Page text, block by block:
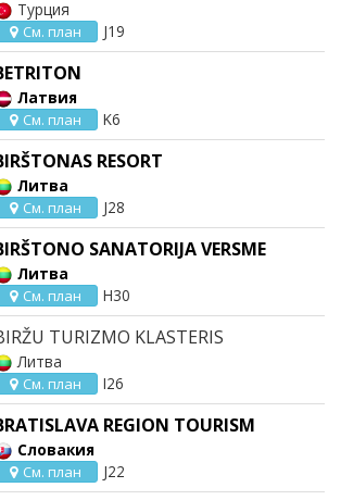
Турция
См. план J19
Латвия
См. план K6
RESORT
Литва
См. план J28
SANATORIJA VERSME
Литва
См. план H30
TURIZMO KLASTERIS
Литва
См. план I26
REGION TOURISM
Словакия
См. план J22